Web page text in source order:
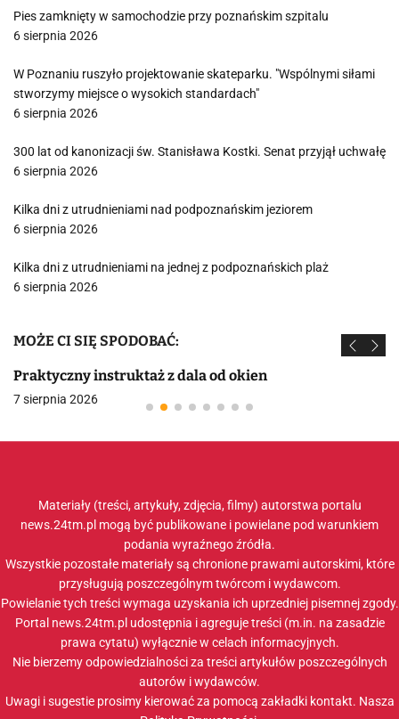
Pies zamknięty w samochodzie przy poznańskim szpitalu
6 sierpnia 2026
W Poznaniu ruszyło projektowanie skateparku. "Wspólnymi siłami
stworzymy miejsce o wysokich standardach"
6 sierpnia 2026
300 lat od kanonizacji św. Stanisława Kostki. Senat przyjął uchwałę
6 sierpnia 2026
Kilka dni z utrudnieniami nad podpoznańskim jeziorem
6 sierpnia 2026
Kilka dni z utrudnieniami na jednej z podpoznańskich plaż
6 sierpnia 2026
MOŻE CI SIĘ SPODOBAĆ:
Praktyczny instruktaż z dala od okien
7 sierpnia 2026
Materiały (treści, artykuły, zdjęcia, filmy) autorstwa portalu
news.24tm.pl mogą być publikowane i powielane pod warunkiem
podania wyraźnego źródła.
Wszystkie pozostałe materiały są chronione prawami autorskimi, które
przysługują poszczególnym twórcom i wydawcom.
Powielanie tych treści wymaga uzyskania ich uprzedniej pisemnej zgody.
Portal news.24tm.pl udostępnia i agreguje treści (m.in. na zasadzie
prawa cytatu) wyłącznie w celach informacyjnych.
Nie bierzemy odpowiedzialności za treści artykułów poszczególnych
autorów i wydawców.
Uwagi i sugestie prosimy kierować za pomocą zakładki kontakt. Nasza